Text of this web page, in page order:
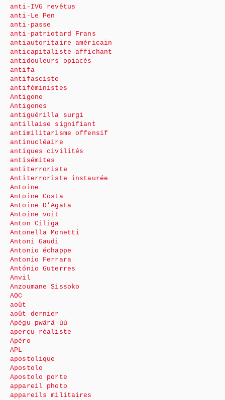
anti-IVG revêtus
anti-Le Pen
anti-passe
anti-patriotard Frans
antiautoritaire américain
anticapitaliste affichant
antidouleurs opiacés
antifa
antifasciste
antiféministes
Antigone
Antigones
antiguérilla surgi
antillaise signifiant
antimilitarisme offensif
antinucléaire
antiques civilités
antisémites
antiterroriste
Antiterroriste instaurée
Antoine
Antoine Costa
Antoine D’Agata
Antoine voit
Anton Ciliga
Antonella Monetti
Antoni Gaudi
Antonio échappe
Antonio Ferrara
António Guterres
Anvil
Anzoumane Sissoko
AOC
août
août dernier
Apégu pwärä-ùù
aperçu réaliste
Apéro
APL
apostolique
Apostolo
Apostolo porte
appareil photo
appareils militaires